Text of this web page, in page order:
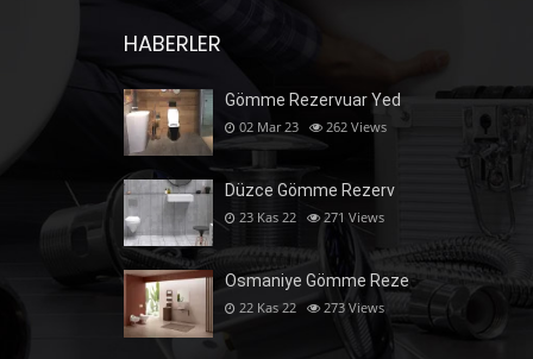
HABERLER
Gömme Rezervuar Yed
02 Mar 23 262 Views
Düzce Gömme Rezerv
23 Kas 22 271 Views
Osmaniye Gömme Reze
22 Kas 22 273 Views